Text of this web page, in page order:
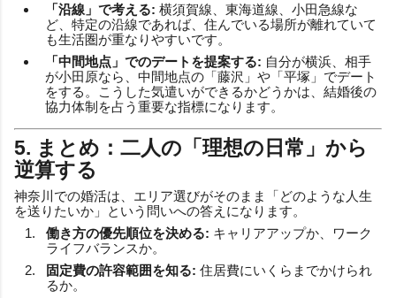
「沿線」で考える: 横須賀線、東海道線、小田急線な
ど、特定の沿線であれば、住んでいる場所が離れていて
も生活圏が重なりやすいです。
「中間地点」でのデートを提案する: 自分が横浜、相手
が小田原なら、中間地点の「藤沢」や「平塚」でデート
をする。こうした気遣いができるかどうかは、結婚後の
協力体制を占う重要な指標になります。
5. まとめ：二人の「理想の日常」から
逆算する
神奈川での婚活は、エリア選びがそのまま「どのような人生
を送りたいか」という問いへの答えになります。
働き方の優先順位を決める: キャリアアップか、ワーク
ライフバランスか。
固定費の許容範囲を知る: 住居費にいくらまでかけられ
るか。